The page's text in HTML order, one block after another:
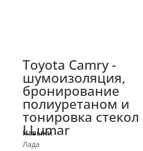
Toyota Camry -
шумоизоляция,
бронирование
полиуретаном и
тонировка
LLumar
Навыки
Лада